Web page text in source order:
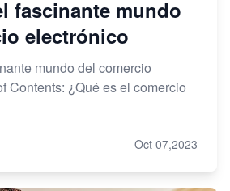
fascinante mundo
electrónico
mundo del comercio
Contents: ¿Qué es el comercio
Oct 07,2023